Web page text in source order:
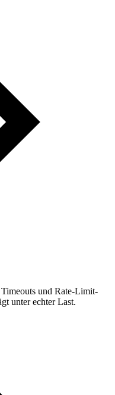
und Rate-Limit-
unter echter Last.